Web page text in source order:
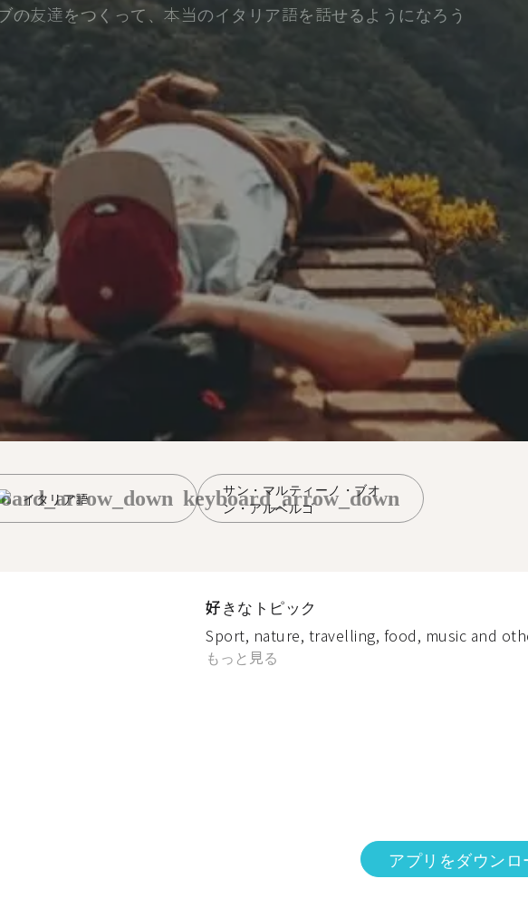
の友達をつくって、本当のイタリア語を話せるようになろう
イタリア語
サン・マルティーノ・ブオ
ン・アルベルゴ
keyboard_arrow_down
好きなトピック
Sport, nature, travelling, food, music and
もっと見る
アプリをダウンロ